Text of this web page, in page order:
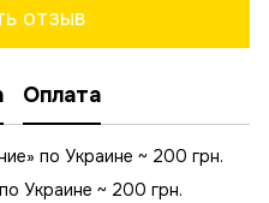
отзыв
Оплата
по Украине ~ 200 грн.
Украине ~ 200 грн.